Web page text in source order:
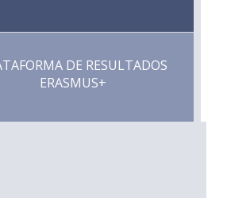
DE RESULTADOS
ERASMUS+